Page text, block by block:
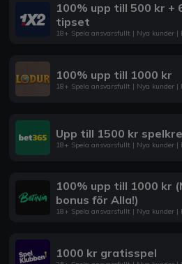
100% upp till 500 kr +
tipset
18+ Spela ansvarsfullt | Nya kunder |
100% upp till 1000 kr
18+ Spela ansvarsfullt | Nya kunder |
Upp till 1500 kr
18+ Spela ansvarsfullt | Nya kunder |
100% upp till 1000 kr
bonus för Alla!)
18+ Spela ansvarsfullt | Nya kunder |
1000 kr gratisspel